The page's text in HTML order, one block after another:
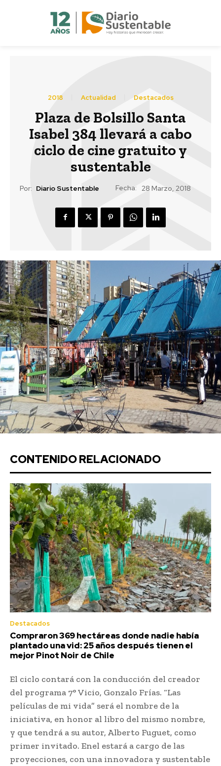
2018 Actualidad Destacados
Plaza de Bolsillo Santa
Isabel 384 llevará a cabo
ciclo de cine gratuito y
sustentable
Por: Diario Sustentable Fecha: 28 Marzo, 2018
CONTENIDO RELACIONADO
Destacados
Compraron 369 hectáreas donde nadie había
plantado una vid: 25 años después tienen el
mejor Pinot Noir de Chile
El ciclo contará con la conducción del creador
del programa 7° Vicio, Gonzalo Frías. “Las
películas de mi vida” será el nombre de la
iniciativa, en honor al libro del mismo nombre,
y que tendrá a su autor, Alberto Fuguet, como
primer invitado. Enel estará a cargo de las
proyecciones, con una innovadora y sustentable